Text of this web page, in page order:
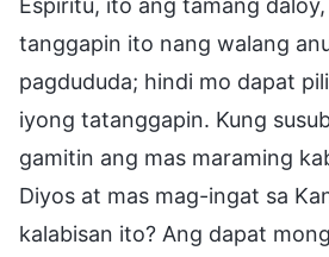
tanggapin ito nang walang
pagdududa; hindi mo dapat
iyong tatanggapin. Kung
gamitin ang mas maraming
Diyos at mas mag-ingat sa
kalabisan ito? Ang dapat